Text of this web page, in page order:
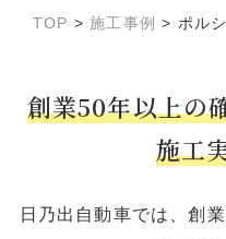
TOP >施工事例 > ポル
創業50年以上の
施工
日乃出自動車では、創